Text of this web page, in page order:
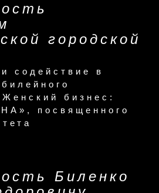
городской
содействие в
бизнес:
посвященного
Биленко